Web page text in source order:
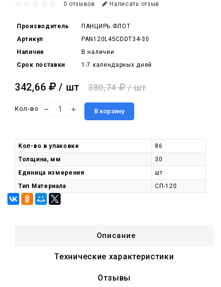
0 отзывов Написать отзыв
Производитель
ПАНЦИРЬ.ФЛОТ
Артикул
PAN120L45CDDT34-30
Наличие
В наличии
Срок поставки
1-7 календарных дней
342,66 / шт 380,74 / шт
Кол-во В корзину
Кол-во в упаковке
86
Толщина, мм
30
Единица измерения
шт
Тип Материала
СП-120
Описание
Технические характеристики
Отзывы